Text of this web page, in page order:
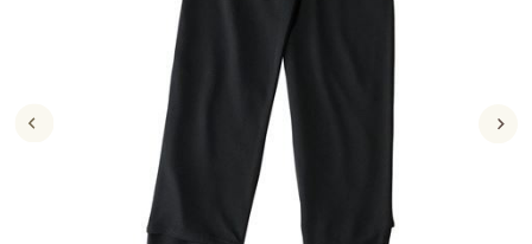
キッチン・雑貨・日用品
カーテン・ラグ・ファブリック
美容・健康通販すべて
美容・健康・サプリメント
制服・スクールすべて
ジュニア・ティーンズ下着
大きいサイズ通販すべて
大きいサイズ レディース服
バーゲンセール
カーテン・ラグ・ファブリック
美容・健康・サプリメント
制服・スクールすべて
ジュニア・ティーンズ下着
大きいサイズ通販すべて
大きいサイズ レディース服
大きいサイズ レディース下着
シークレットセール
商品カテゴリ一覧